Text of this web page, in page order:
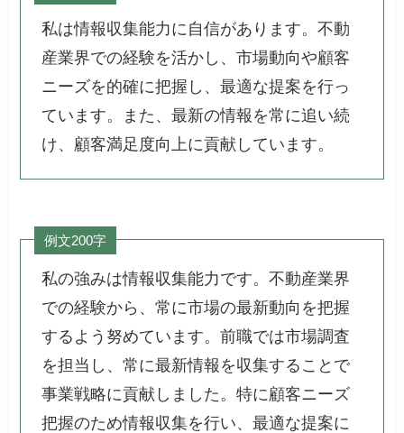
私は情報収集能力に自信があります。不動
産業界での経験を活かし、市場動向や顧客
ニーズを的確に把握し、最適な提案を行っ
ています。また、最新の情報を常に追い続
け、顧客満足度向上に貢献しています。
例文200字
私の強みは情報収集能力です。不動産業界
での経験から、常に市場の最新動向を把握
するよう努めています。前職では市場調査
を担当し、常に最新情報を収集することで
事業戦略に貢献しました。特に顧客ニーズ
把握のため情報収集を行い、最適な提案に